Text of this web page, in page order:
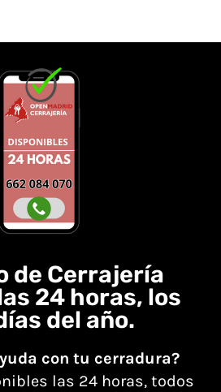
de Cerrajería
24 horas, los
del año.
con tu cerradura?
las 24 horas, todos